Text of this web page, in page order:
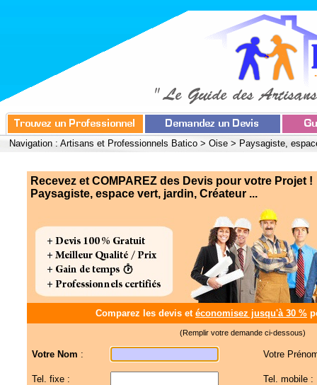
Navigation : Artisans et Professionnels Batico > Oise > Paysagiste,
Recevez et COMPAREZ des Devis pour votre Projet !
Paysagiste, espace vert, jardin, Créateur ...
Comparez les devis et économisez jusqu'à 30 %
(Remplir votre demande ci-dessous)
Votre Nom : Votre
Tel. fixe : Tel. mobile :